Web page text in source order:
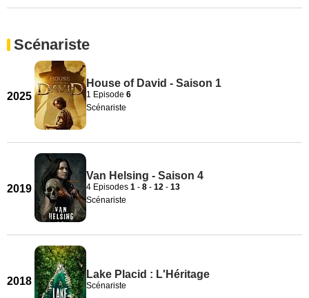
Scénariste
2025
House of David - Saison 1
1 Episode 6
Scénariste
2019
Van Helsing - Saison 4
4 Episodes 1 - 8 - 12 - 13
Scénariste
2018
Lake Placid : L'Héritage
Scénariste